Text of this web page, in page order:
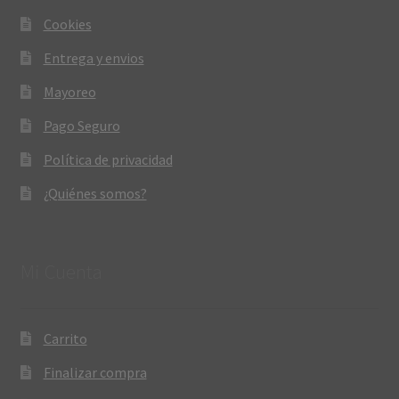
Cookies
Entrega y envios
Mayoreo
Pago Seguro
Política de privacidad
¿Quiénes somos?
Carrito
Finalizar compra